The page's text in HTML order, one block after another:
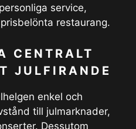
service,
restaurang.
CENTRALT
JULFIRANDE
enkel och
till julmarknader,
Dessutom